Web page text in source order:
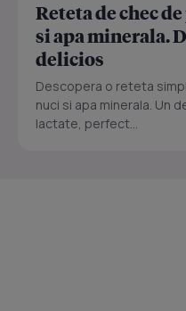
Reteta de chec
si apa minerala.
delicios
Descopera o reteta
nuci si apa minerala. Un
lactate, perfect...